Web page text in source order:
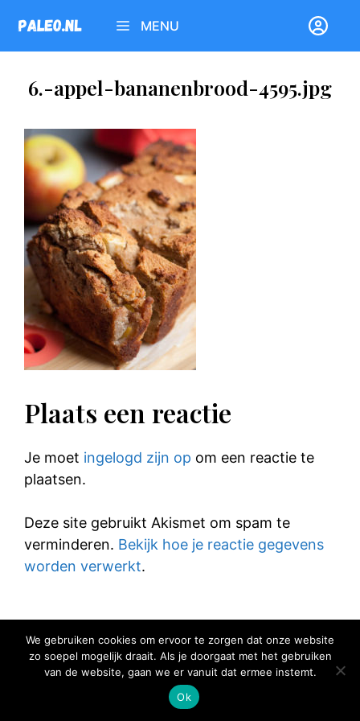
naar
de
MENU
6.-appel-bananenbrood-4595.jpg
Plaats een reactie
Je moet ingelogd zijn op om een reactie te
plaatsen.
Deze site gebruikt Akismet om spam te
verminderen. Bekijk hoe je reactie gegevens
worden verwerkt.
© 2025 Elke Hap Telt
We gebruiken cookies om ervoor te zorgen dat onze website
zo soepel mogelijk draait. Als je doorgaat met het gebruiken
van de website, gaan we er vanuit dat ermee instemt.
Ok